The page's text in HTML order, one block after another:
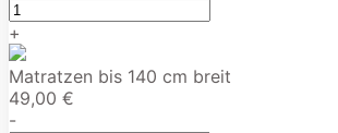
+
Matratzen bis 140 cm breit
49,00 €
-